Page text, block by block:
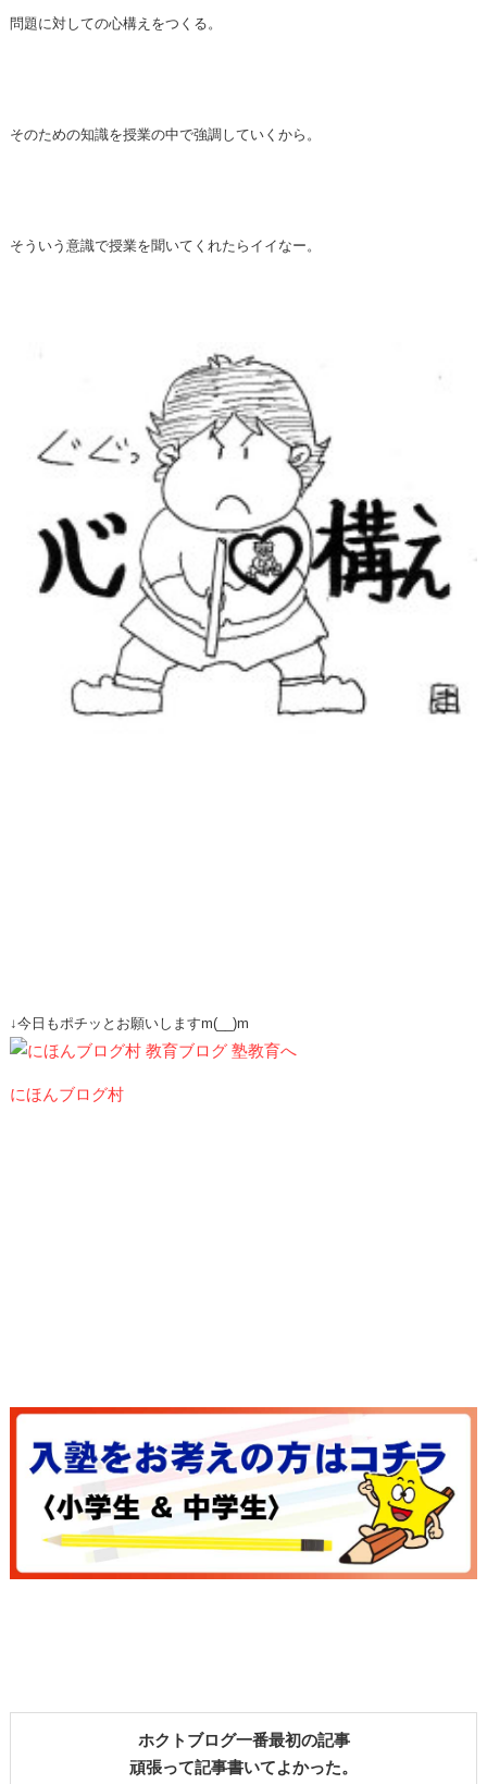
問題に対しての心構えをつくる。
そのための知識を授業の中で強調していくから。
そういう意識で授業を聞いてくれたらイイなー。
↓今日もポチッとお願いしますm(__)m
にほんブログ村
ホクトブログ一番最初の記事
頑張って記事書いてよかった。